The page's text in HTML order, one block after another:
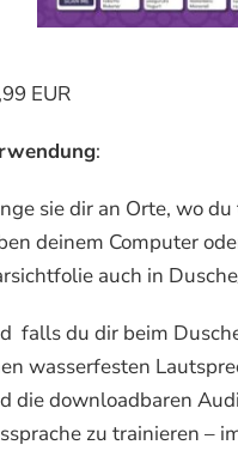
EUR
:
sie dir an Orte, wo
deinem Computer
auch in
falls du dir beim
wasserfesten
die downloadbaren
zu trainieren –